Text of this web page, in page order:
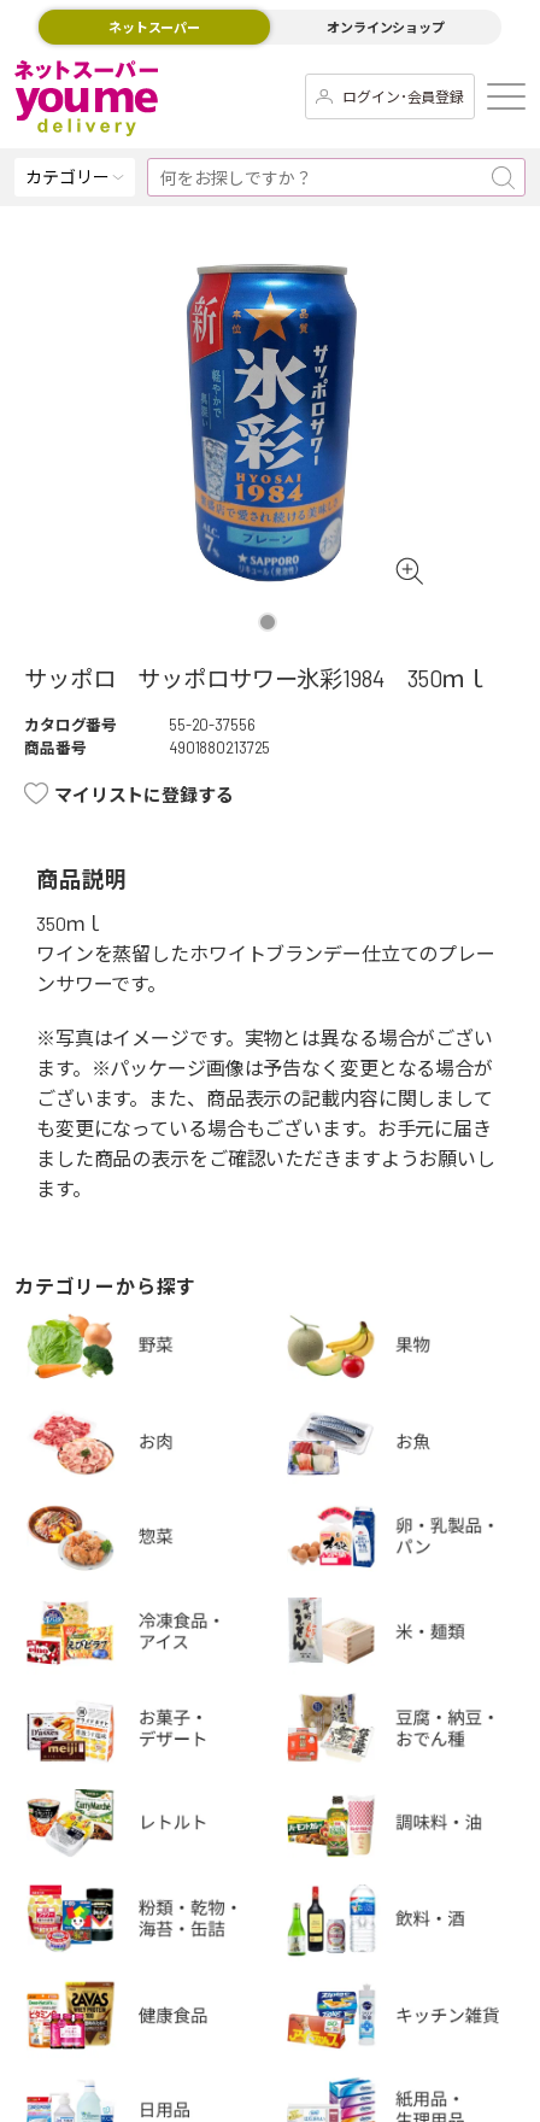
ネットスーパー オンラインショップ
ログイン･会員登録
カテゴリー
サッポロ サッポロサワー氷彩1984 350ｍｌ
カタログ番号
55-20-37556
商品番号
4901880213725
マイリストに登録する
商品説明
350ｍｌ
ワインを蒸留したホワイトブランデー仕立てのプレー
ンサワーです。
※写真はイメージです。実物とは異なる場合がござい
ます。※パッケージ画像は予告なく変更となる場合が
ございます。また、商品表示の記載内容に関しまして
も変更になっている場合もございます。お手元に届き
ました商品の表示をご確認いただきますようお願いし
ます。
カテゴリーから探す